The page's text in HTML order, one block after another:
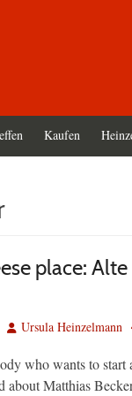
Kaufen
place:
AutorUrsula Heinzelmann
who wants to start
about Matthias